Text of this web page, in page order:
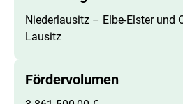
Niederlausitz – Elbe-Elster und
Lausitz
Fördervolumen